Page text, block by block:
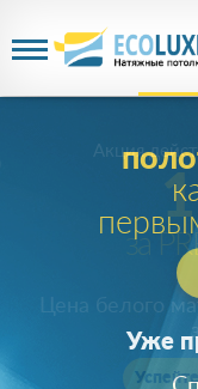
за
Акция
Цена белого